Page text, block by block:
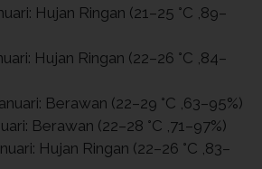
Hujan Ringan (21–25 °C ,89–
Hujan Ringan (22–26 °C ,84–
Berawan (22–29 °C ,63–95%)
Berawan (22–28 °C ,71–97%)
Hujan Ringan (22–26 °C ,83–